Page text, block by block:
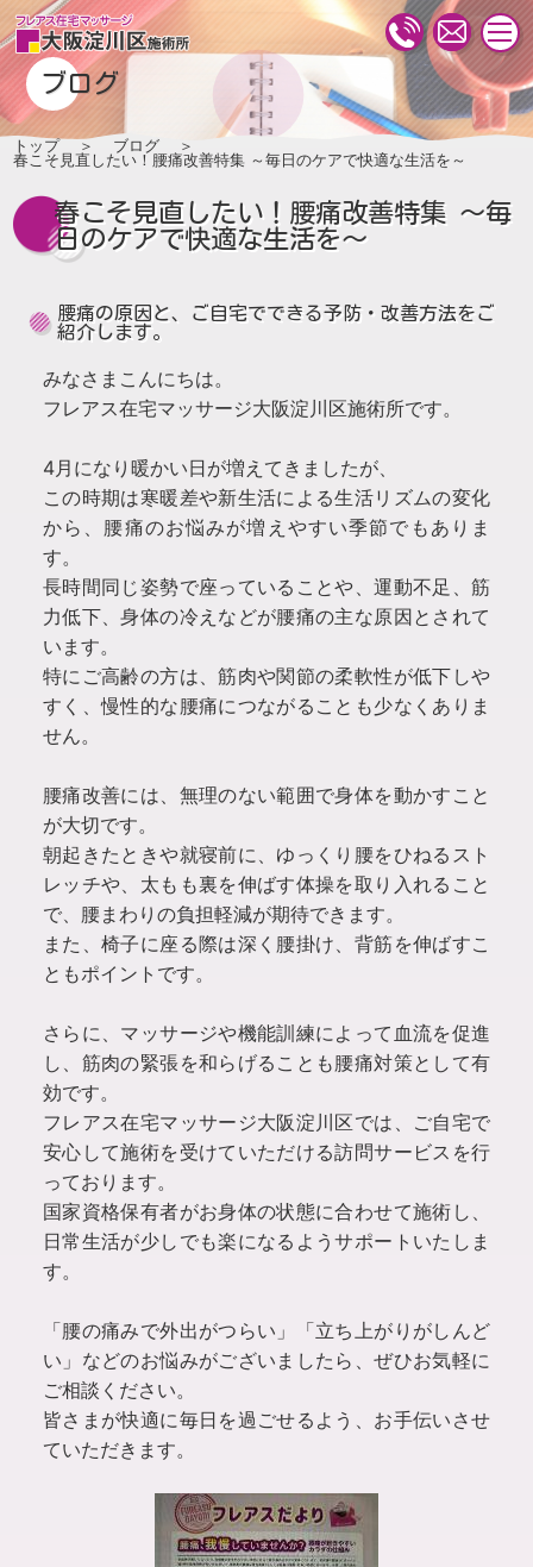
ブログ
トップ
ブログ
春こそ見直したい！腰痛改善特集 ～毎日のケアで快適な生活を～
春こそ見直したい！腰痛改善特集 ～毎
日のケアで快適な生活を～
腰痛の原因と、ご自宅でできる予防・改善方法をご
紹介します。
みなさまこんにちは。
フレアス在宅マッサージ大阪淀川区施術所です。
4月になり暖かい日が増えてきましたが、
この時期は寒暖差や新生活による生活リズムの変化
から、腰痛のお悩みが増えやすい季節でもありま
す。
長時間同じ姿勢で座っていることや、運動不足、筋
力低下、身体の冷えなどが腰痛の主な原因とされて
います。
特にご高齢の方は、筋肉や関節の柔軟性が低下しや
すく、慢性的な腰痛につながることも少なくありま
せん。
腰痛改善には、無理のない範囲で身体を動かすこと
が大切です。
朝起きたときや就寝前に、ゆっくり腰をひねるスト
レッチや、太もも裏を伸ばす体操を取り入れること
で、腰まわりの負担軽減が期待できます。
また、椅子に座る際は深く腰掛け、背筋を伸ばすこ
ともポイントです。
さらに、マッサージや機能訓練によって血流を促進
し、筋肉の緊張を和らげることも腰痛対策として有
効です。
フレアス在宅マッサージ大阪淀川区では、ご自宅で
安心して施術を受けていただける訪問サービスを行
っております。
国家資格保有者がお身体の状態に合わせて施術し、
日常生活が少しでも楽になるようサポートいたしま
す。
「腰の痛みで外出がつらい」「立ち上がりがしんど
い」などのお悩みがございましたら、ぜひお気軽に
ご相談ください。
皆さまが快適に毎日を過ごせるよう、お手伝いさせ
ていただきます。